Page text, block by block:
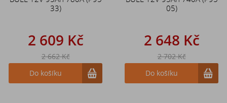
33)
2 609 Kč
2 662 Kč
Do košíku
05)
2 648 Kč
2 702 Kč
Do košíku